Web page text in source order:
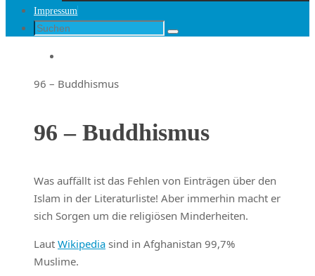
Impressum
Suche
Suchen
Startseite
96 – Buddhismus
96 – Buddhismus
Was auffällt ist das Fehlen von Einträgen über den
Islam in der Literaturliste! Aber immerhin macht er
sich Sorgen um die religiösen Minderheiten.
Laut Wikipedia sind in Afghanistan 99,7%
Muslime.